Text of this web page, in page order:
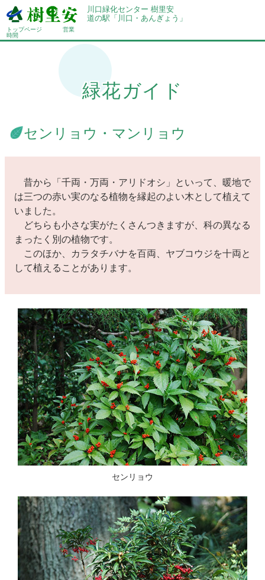
川口緑化センター 樹里安
道の駅「川口・あんぎょう」
トップページ
営業
時間
緑花ガイド
センリョウ・マンリョウ
昔から「千両・万両・アリドオシ」といって、暖地で
は三つの赤い実のなる植物を縁起のよい木として植えて
いました。
どちらも小さな実がたくさんつきますが、科の異なる
まったく別の植物です。
このほか、カラタチバナを百両、ヤブコウジを十両と
して植えることがあります。
センリョウ